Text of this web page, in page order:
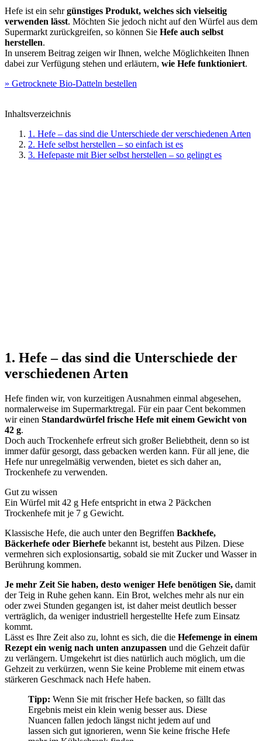
Hefe ist ein sehrgünstiges Produkt, welches sich vielseitig
verwenden lässt. Möchten Sie jedoch nicht auf den Würfel aus dem
Supermarkt zurückgreifen, so können Sie Hefe auch selbst
herstellen.
In unserem Beitrag zeigen wir Ihnen, welche Möglichkeiten Ihnen
dabei zur Verfügung stehen und erläutern, wie Hefe funktioniert.
» Getrocknete Bio-Datteln bestellen
Inhaltsverzeichnis
1. Hefe – das sind die Unterschiede der verschiedenen Arten
2. Hefe selbst herstellen – so einfach ist es
3. Hefepaste mit Bier selbst herstellen – so gelingt es
1. Hefe – das sind die Unterschiede der
verschiedenen Arten
Hefe finden wir, von kurzeitigen Ausnahmen einmal abgesehen,
normalerweise im Supermarktregal. Für ein paar Cent bekommen
wir einen Standardwürfel frische Hefe mit einem Gewicht von
42 g.
Doch auch Trockenhefe erfreut sich großer Beliebtheit, denn so ist
immer dafür gesorgt, dass gebacken werden kann. Für all jene, die
Hefe nur unregelmäßig verwenden, bietet es sich daher an,
Trockenhefe zu verwenden.
Gut zu wissen
Ein Würfel mit 42 g Hefe entspricht in etwa 2 Päckchen
Trockenhefe mit je 7 g Gewicht.
Klassische Hefe, die auch unter den Begriffen Backhefe,
Bäckerhefe oder Bierhefe bekannt ist, besteht aus Pilzen. Diese
vermehren sich explosionsartig, sobald sie mit Zucker und Wasser in
Berührung kommen.
Je mehr Zeit Sie haben, desto weniger Hefe benötigen Sie, damit
der Teig in Ruhe gehen kann. Ein Brot, welches mehr als nur ein
oder zwei Stunden gegangen ist, ist daher meist deutlich besser
verträglich, da weniger industriell hergestellte Hefe zum Einsatz
kommt.
Lässt es Ihre Zeit also zu, lohnt es sich, die die Hefemenge in einem
Rezept ein wenig nach unten anzupassen und die Gehzeit dafür
zu verlängern. Umgekehrt ist dies natürlich auch möglich, um die
Gehzeit zu verkürzen, wenn Sie keine Probleme mit einem etwas
stärkeren Geschmack nach Hefe haben.
Tipp: Wenn Sie mit frischer Hefe backen, so fällt das
Ergebnis meist ein klein wenig besser aus. Diese
Nuancen fallen jedoch längst nicht jedem auf und
lassen sich gut ignorieren, wenn Sie keine frische Hefe